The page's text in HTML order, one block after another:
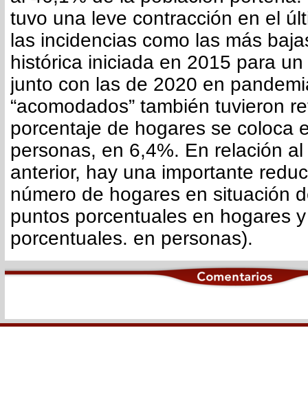
tuvo una leve contracción en el
las incidencias como las más
histórica iniciada en 2015 para
junto con las de 2020 en
“acomodados” también tuvieron
porcentaje de hogares se coloca
personas, en 6,4%. En relación
anterior, hay una importante
número de hogares en situación
puntos porcentuales en hogares
porcentuales. en personas).